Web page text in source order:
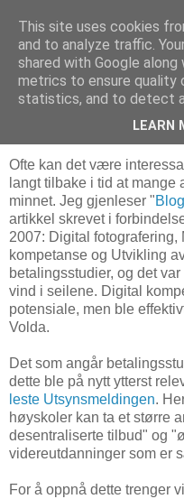
23. april 2023
Gjensyn med
læringsplattform"
Ofte kan det være
langt tilbake i tid at mange
minnet. Jeg gjenleser "
artikkel skrevet i
2007: Digital fotografering,
kompetanse og Utvikling
betalingsstudier, og det
vind i seilene. Digital
potensiale, men ble
Volda.
Det som angår
dette ble på nytt ytterst
leste Utsynsmeldingen.
høyskoler kan ta et større
desentraliserte tilbud" og
videreutdanninger som er
For å oppnå dette trenger
This site uses cookies
and to analyze traffic.
shared with Google
metrics to ensure quality
statistics, and to detect
LEARN